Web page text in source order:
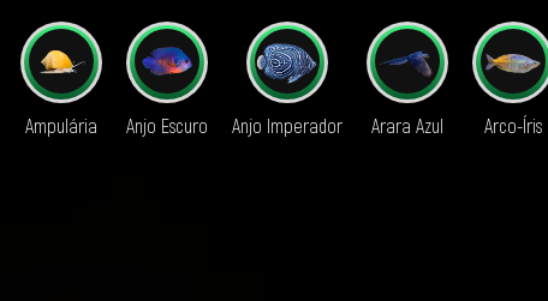
Ampulária Anjo Escuro Anjo Imperador Arara Azul Arco-Íris